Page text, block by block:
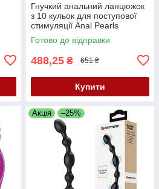
Гнучкий анальний ланцюжок
з 10 кульок для поступової
стимуляції Anal Pearls
Готово до відправки
488,25 ₴ 651 ₴
Купити
Акція –25%